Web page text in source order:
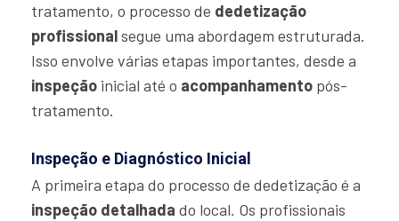
tratamento, o processo de dedetização
profissionalsegue uma abordagem estruturada.
Isso envolve várias etapas importantes, desde a
inspeção inicial até o acompanhamento pós-
tratamento.
Inspeção e Diagnóstico Inicial
A primeira etapa do processo de dedetização é a
inspeção detalhada do local. Os profissionais